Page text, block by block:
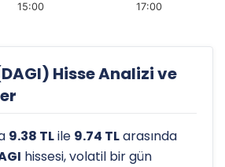
15:00 17:00
Hisse Analizi ve
9.38 TLile 9.74 TLarasında
hissesi, volatil bir gün